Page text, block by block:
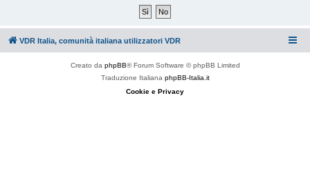
VDR Italia, comunità italiana utilizzatori VDR
Creato da phpBB® Forum Software © phpBB Limited
Traduzione Italiana phpBB-Italia.it
Cookie e Privacy